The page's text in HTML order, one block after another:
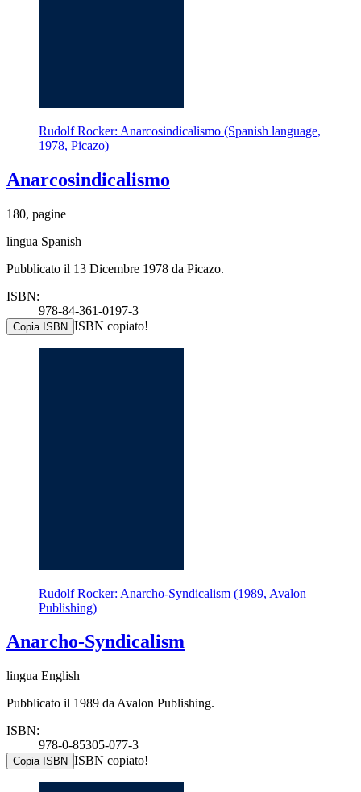
Rudolf Rocker: Anarcosindicalismo (Spanish language,
1978, Picazo)
Anarcosindicalismo
180, pagine
lingua Spanish
Pubblicato il 13 Dicembre 1978 da Picazo.
ISBN:
978-84-361-0197-3
Copia ISBN ISBN copiato!
Rudolf Rocker: Anarcho-Syndicalism (1989, Avalon
Publishing)
Anarcho-Syndicalism
lingua English
Pubblicato il 1989 da Avalon Publishing.
ISBN:
978-0-85305-077-3
Copia ISBN ISBN copiato!